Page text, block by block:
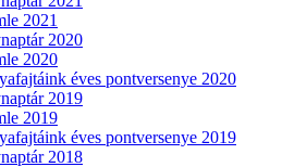
2021
2020
2020
éves pontversenye 2020
2019
2019
éves pontversenye 2019
2018